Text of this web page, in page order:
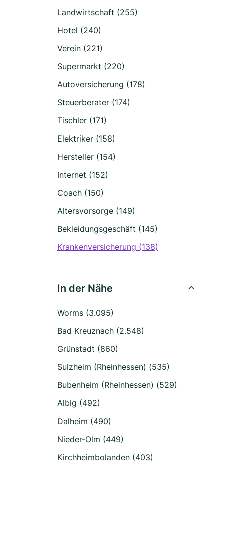
Landwirtschaft (255)
Hotel (240)
Verein (221)
Supermarkt (220)
Autoversicherung (178)
Steuerberater (174)
Tischler (171)
Elektriker (158)
Hersteller (154)
Internet (152)
Coach (150)
Altersvorsorge (149)
Bekleidungsgeschäft (145)
Krankenversicherung (138)
In der Nähe
Worms (3.095)
Bad Kreuznach (2.548)
Grünstadt (860)
Sulzheim (Rheinhessen) (535)
Bubenheim (Rheinhessen) (529)
Albig (492)
Dalheim (490)
Nieder-Olm (449)
Kirchheimbolanden (403)